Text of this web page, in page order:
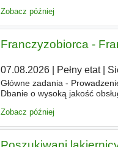
Zobacz później
Franczyzobiorca -
07.08.2026| Pełny etat|
Główne zadania -
Dbanie o wysoką jakość
Zobacz później